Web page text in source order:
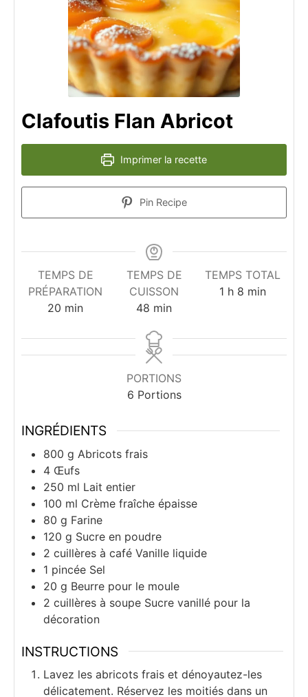
Clafoutis Flan Abricot
Imprimer la recette
Pin Recipe
TEMPS DE
PRÉPARATION
20 minutes
min
TEMPS DE
CUISSON
48 minutes
min
TEMPS TOTAL
1heure
h 8minutes
min
PORTIONS
6 Portions
INGRÉDIENTS
800 g Abricots frais
4 Œufs
250 ml Lait entier
100 ml Crème fraîche épaisse
80 g Farine
120 g Sucre en poudre
2 cuillères à café Vanille liquide
1 pincée Sel
20 g Beurre pour le moule
2 cuillères à soupe Sucre vanillé pour la
décoration
INSTRUCTIONS
Lavez les abricots frais et dénoyautez-les
délicatement. Réservez les moitiés dans un